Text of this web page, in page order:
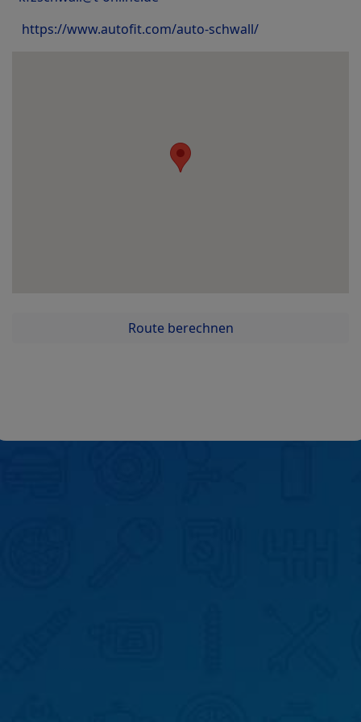
https://www.autofit.com/auto-schwall/
Route berechnen